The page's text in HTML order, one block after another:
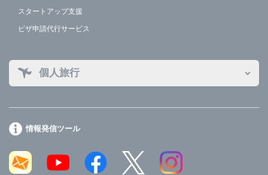
スタートアップ支援
ビザ申請代行サービス
個人旅行
情報発信ツール